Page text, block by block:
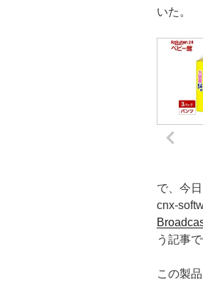
いた。
で、今日
cnx-
う記事
この製